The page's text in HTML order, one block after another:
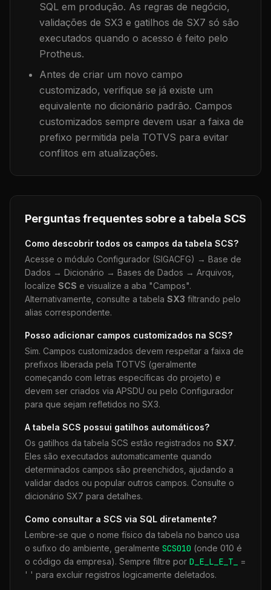
SQL em produção. As regras de negócio,
validações de SX3 e gatilhos de SX7 só são
executados quando o acesso é feito pelo
Protheus.
Antes de criar um novo campo
customizado, verifique se já existe um
equivalente no dicionário padrão. Campos
customizados sempre devem usar a faixa de
prefixo permitida pela TOTVS para evitar
conflitos em atualizações.
Perguntas frequentes sobre a tabela SCS
Como descobrir todos os campos da tabela SCS?
Acesse o módulo Configurador (SIGACFG) → Base de
Dados → Dicionário → Bases de Dados → Arquivos,
localize SCS e visualize a aba "Campos".
Alternativamente, consulte a tabela SX3 filtrando pelo
alias correspondente.
Posso adicionar campos customizados na SCS?
Sim. Campos customizados devem respeitar a faixa de
prefixos liberada pela TOTVS (geralmente
começando com letras específicas do projeto) e
devem ser criados via APSDU ou pelo Configurador
para que sejam refletidos no SX3.
A tabela SCS possui gatilhos automáticos?
Os gatilhos da tabela SCS estão registrados no SX7.
Eles são executados automaticamente quando
determinados campos são preenchidos, ajudando a
validar dados ou popular outros campos. Consulte o
dicionário SX7 para detalhes.
Como consultar a SCS via SQL diretamente?
Lembre-se que o nome físico da tabela no banco usa
o sufixo do ambiente, geralmente SCS010 (onde 010 é
o código da empresa). Sempre filtre por D_E_L_E_T_
=
' ' para excluir registros logicamente deletados.